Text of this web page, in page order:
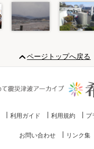
ページトップへ戻る
利用ガイド 利用規約 プ
お問い合わせ リンク集